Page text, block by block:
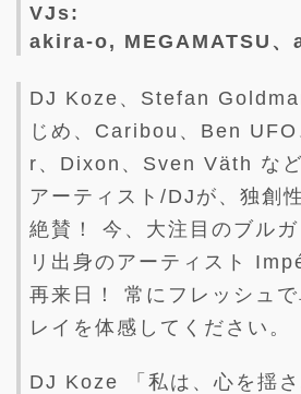
VJs:
akira-o, MEGAMATSU、
DJ Koze、Stefan
じめ、Caribou、Ben
r、Dixon、Sven Väth な
アーティスト/DJが、独創
絶賛！ 今、大注目のブル
リ出身のアーティスト
再来日！ 常にフレッシュ
レイを体感してください。
DJ Koze 「私は、心を揺